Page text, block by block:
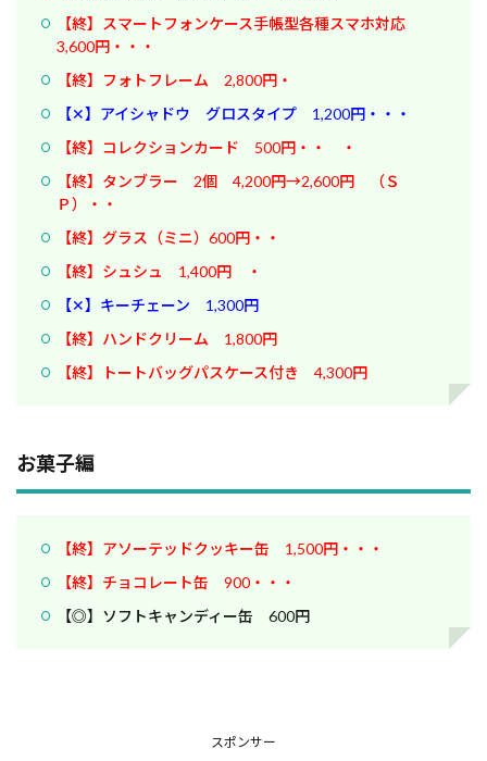
【終】スマートフォンケース手帳型各種スマホ対応
3,600円・・・
【終】フォトフレーム 2,800円・
【✕】アイシャドウ グロスタイプ 1,200円・・・
【終】コレクションカード 500円・・ ・
【終】タンブラー 2個 4,200円→2,600円 （Ｓ
Ｐ）・・
【終】グラス（ミニ）600円・・
【終】シュシュ 1,400円 ・
【✕】キーチェーン 1,300円
【終】ハンドクリーム 1,800円
【終】トートバッグパスケース付き 4,300円
お菓子編
【終】アソーテッドクッキー缶 1,500円・・・
【終】チョコレート缶 900・・・
【◎】ソフトキャンディー缶 600円
スポンサー